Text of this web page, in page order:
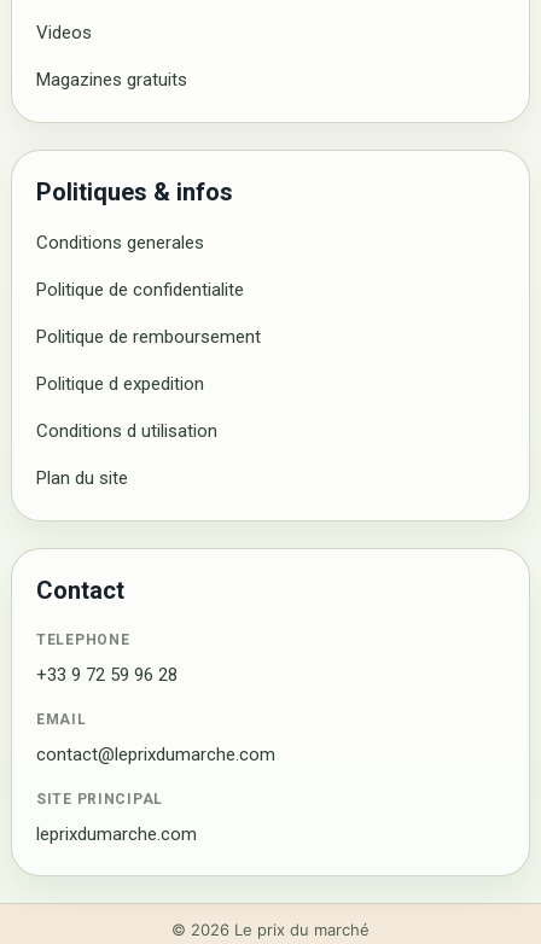
Videos
Magazines gratuits
Politiques & infos
Conditions generales
Politique de confidentialite
Politique de remboursement
Politique d expedition
Conditions d utilisation
Plan du site
Contact
TELEPHONE
+33 9 72 59 96 28
EMAIL
contact@leprixdumarche.com
SITE PRINCIPAL
leprixdumarche.com
© 2026 Le prix du marché